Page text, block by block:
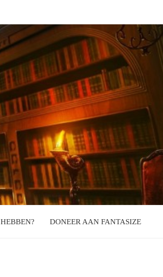
HEBBEN? DONEER AAN FANTASIZE